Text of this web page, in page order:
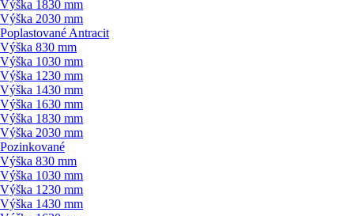
Výška 1830 mm
Výška 2030 mm
Poplastované Antracit
Výška 830 mm
Výška 1030 mm
Výška 1230 mm
Výška 1430 mm
Výška 1630 mm
Výška 1830 mm
Výška 2030 mm
Pozinkované
Výška 830 mm
Výška 1030 mm
Výška 1230 mm
Výška 1430 mm